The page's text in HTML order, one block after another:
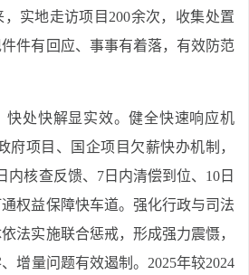
，实地走访项目200余次，收集处置
件有回应、事事有着落，有效防范
快处快解显实效。健全快速响应机
府项目、国企项目欠薪快办机制，
内核查反馈、7日内清偿到位、10日
权益保障快车道。强化行政与司法
法实施联合惩戒，形成强力震慑，
增量问题有效遏制。2025年较2024